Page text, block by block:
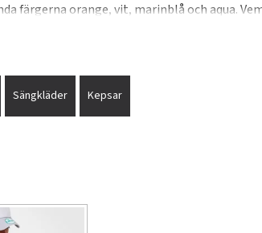
färgerna orange, vit, marinblå och aqua.
Sängkläder Kepsar